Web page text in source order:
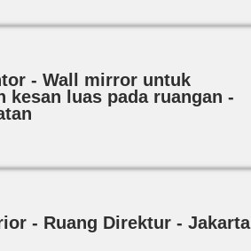
- Wall mirror untuk
kesan luas pada ruangan -
- Ruang Direktur - Jakarta